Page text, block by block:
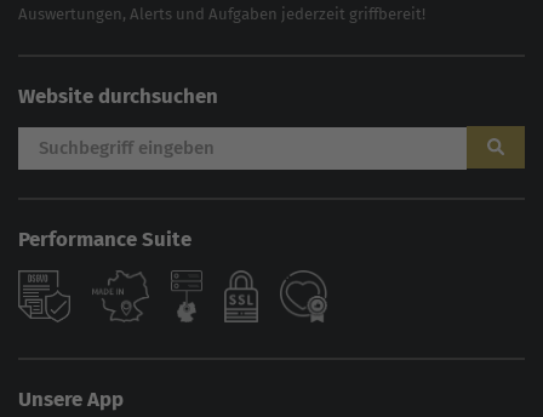
Auswertungen, Alerts und Aufgaben jederzeit griffbereit!
Website durchsuchen
Performance Suite
Unsere App